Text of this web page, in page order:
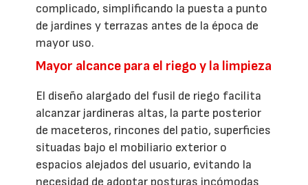
complicado, simplificando la puesta a punto
de jardines y terrazas antes de la época de
mayor uso.
Mayor alcance para el riego y la limpieza
El diseño alargado del fusil de riego facilita
alcanzar jardineras altas, la parte posterior
de maceteros, rincones del patio, superficies
situadas bajo el mobiliario exterior o
espacios alejados del usuario, evitando la
necesidad de adoptar posturas incómodas